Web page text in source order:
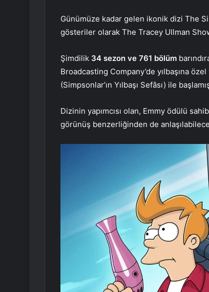
Günümüze kadar gelen ikonik dizi The
gösteriler olarak The Tracey Ullman
Şimdilik 34 sezon ve 761 bölüm
Broadcasting Company’de yılbaşına
(Simpsonlar’ın Yılbaşı Sefâsı) ile
Dizinin yapımcısı olan, Emmy ödülü
görünüş benzerliğinden de